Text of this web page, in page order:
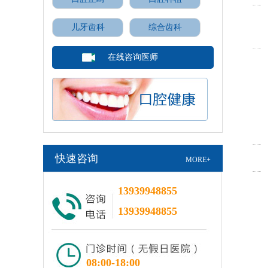
儿牙齿科 综合齿科
在线咨询医师
快速咨询 MORE+
13939948855
13939948855
08:00-18:00